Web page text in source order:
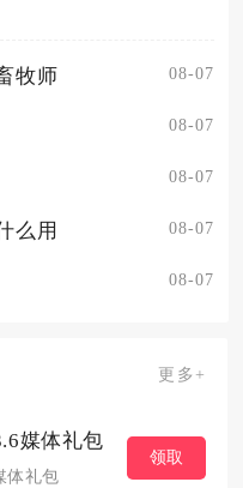
采用3体2敏或2体3敏加
牧师 08-07
08-07
08-07
么用 08-07
08-07
更多+
媒体礼包
体礼包
领取